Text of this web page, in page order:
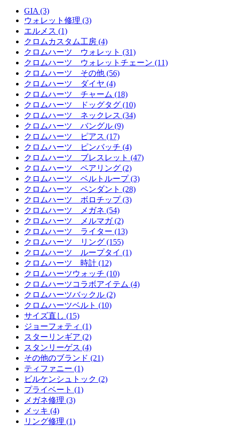
GIA (3)
ウォレット修理 (3)
エルメス (1)
クロムカスタム工房 (4)
クロムハーツ ウォレット (31)
クロムハーツ ウォレットチェーン (11)
クロムハーツ その他 (56)
クロムハーツ ダイヤ (4)
クロムハーツ チャーム (18)
クロムハーツ ドッグタグ (10)
クロムハーツ ネックレス (34)
クロムハーツ バングル (9)
クロムハーツ ピアス (17)
クロムハーツ ピンバッチ (4)
クロムハーツ ブレスレット (47)
クロムハーツ ペアリング (2)
クロムハーツ ベルトループ (3)
クロムハーツ ペンダント (28)
クロムハーツ ボロチップ (3)
クロムハーツ メガネ (54)
クロムハーツ メルマガ (2)
クロムハーツ ライター (13)
クロムハーツ リング (155)
クロムハーツ ループタイ (1)
クロムハーツ 時計 (12)
クロムハーツウォッチ (10)
クロムハーツコラボアイテム (4)
クロムハーツバックル (2)
クロムハーツベルト (10)
サイズ直し (15)
ジョーフォティ (1)
スターリンギア (2)
スタンリーゲス (4)
その他のブランド (21)
ティファニー (1)
ビルケンシュトック (2)
プライベート (1)
メガネ修理 (3)
メッキ (4)
リング修理 (1)